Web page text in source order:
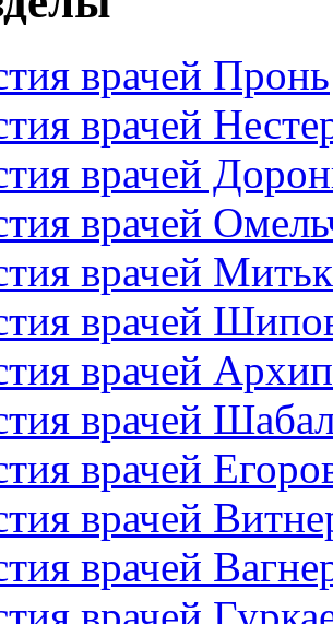
врачей Пронь
врачей
врачей
врачей
врачей
врачей
врачей
врачей
врачей
врачей
врачей